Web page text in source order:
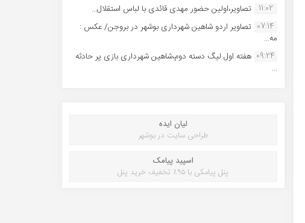
11:02
تصاویر،اولین حضور مهدی قائدی با لباس استقلال...
07:14 تصاویر اردو شاهین شهرداری بوشهر در بروجن/ عکس :
مه...
09:24 هفته اول لیگ دسته دوم،شاهین شهرداری بازی پر حادثه
...
لیان ایده
طراحی سایت در بوشهر
اسپید پیامک
پنل پیامکی با ۹۵٪ تخفیف خرید پنل